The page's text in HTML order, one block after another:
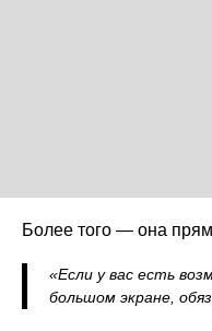
Более того — она
«Если у вас есть
большом экране,